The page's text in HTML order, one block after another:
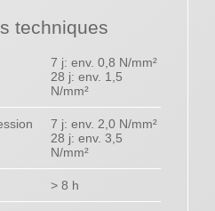
techniques
7 j: env. 0,8 N/mm²
28 j: env. 1,5
N/mm²
7 j: env. 2,0 N/mm²
28 j: env. 3,5
N/mm²
> 8 h